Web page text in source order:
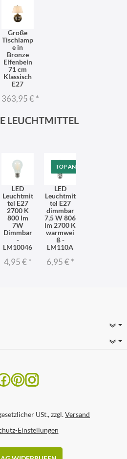
Große
Tischlamp
e in
Bronze
Elfenbein
71 cm
Klassisch
E27
363,95 €*
LEUCHTMITTEL
LED
Leuchtmit
tel E27
2700 K
800 lm
7W
Dimmbar
-
LM10046
4,95 €*
TOP ANGEBOT
LED
Leuchtmit
tel E27
dimmbar
7,5 W 806
lm 2700 K
warmwei
ß -
LM110A
6,95 €*
USt., zzgl.Versand
Einstellungen